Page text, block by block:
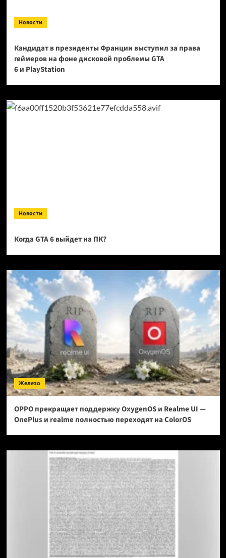
Новости
Кандидат в президенты Франции выступил за права
геймеров на фоне дисковой проблемы GTA
6 и PlayStation
Новости
Когда GTA 6 выйдет на ПК?
Железо
OPPO прекращает поддержку OxygenOS и Realme UI —
OnePlus и realme полностью переходят на ColorOS